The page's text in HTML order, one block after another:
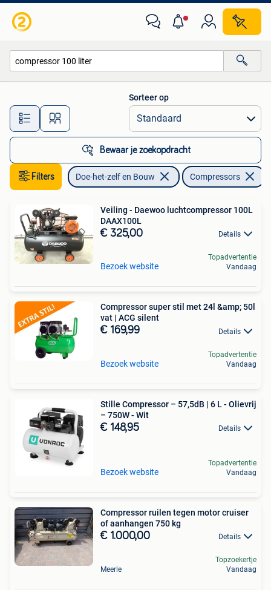
Alle afstanden…
Sorteer op
Bewaar je zoekopdracht
Filters Doe-het-zelf en Bouw Compressors
Veiling - Daewoo luchtcompressor 100L
DAAX100L
€ 325,00 Details
Bezoek website
Topadvertentie
Vandaag
Compressor super stil met 24l &amp; 50l
vat | ACG silent
€ 169,99 Details
Bezoek website
Topadvertentie
Vandaag
Stille Compressor – 57,5dB | 6 L - Olievrij
– 750W - Wit
€ 148,95 Details
Bezoek website
Topadvertentie
Vandaag
Compressor ruilen tegen motor cruiser
of aanhangen 750 kg
€ 1.000,00 Details
Meerle
Topzoekertje
Vandaag